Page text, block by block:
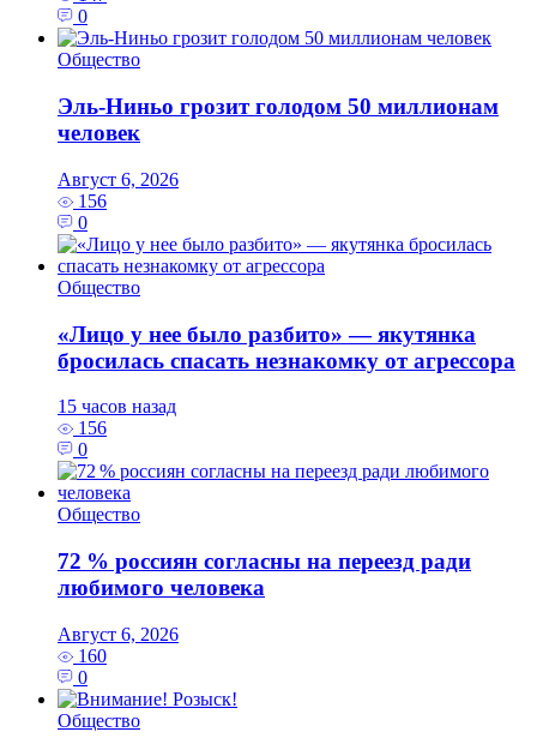
0
Общество
Эль‑Ниньо грозит голодом 50 миллионам
человек
Август 6, 2026
156
0
Общество
«Лицо у нее было разбито» — якутянка
бросилась спасать незнакомку от агрессора
15 часов назад
156
0
Общество
72 % россиян согласны на переезд ради
любимого человека
Август 6, 2026
160
0
Общество